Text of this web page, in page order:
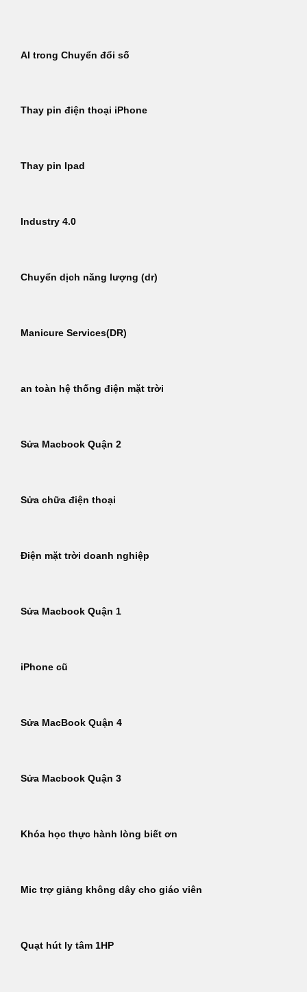
dungAI trong Chuyển đổi số
Thay pin điện thoại iPhone
Thay pin Ipad
Industry 4.0
Chuyển dịch năng lượng (dr)
Manicure Services(DR)
an toàn hệ thống điện mặt trời
Sửa Macbook Quận 2
Sửa chữa điện thoại
Điện mặt trời doanh nghiệp
Sửa Macbook Quận 1
iPhone cũ
Sửa MacBook Quận 4
Sửa Macbook Quận 3
Khóa học thực hành lòng biết ơn
Mic trợ giảng không dây cho giáo viên
Quạt hút ly tâm 1HP